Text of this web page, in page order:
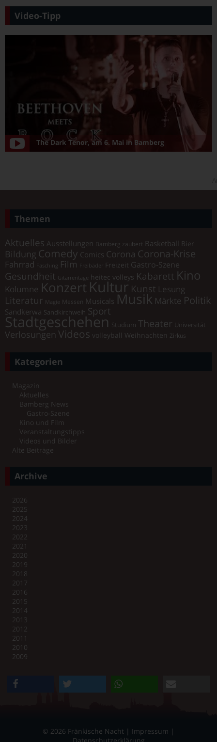
Video-Tipp
The Dark Tenor, am 6. Mai in Bamberg
Themen
Aktuelles Ausstellungen Bamberg zaubert Basketball Bier
Bildung Comedy Comics Corona Corona-Krise
Fahrrad Fasching Film Freibäder Freizeit Gastro-Szene
Gesundheit Gitarrentage heitec volleys Kabarett Kino
Kolumne Konzert Kultur Kunst Lesung
Literatur Magie Messen Musicals Musik Märkte Politik
Sandkerwa Sandkirchweih Sport
Stadtgeschehen Studium Theater Universität
Verlosungen Videos volleyball Weihnachten Zirkus
Kategorien
Magazin
Aktuelles
Bamberg News
Gastro-Szene
Kino und Film
Veranstaltungstipps
Videos und Bilder
Alte Beiträge
Archive
2026
2025
2024
2023
2022
2021
2020
2019
2018
2017
2016
2015
2014
2013
2012
2011
2010
2009
© 2026 Fränkische Nacht | Impressum |